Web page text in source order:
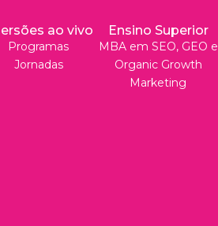
ao vivo
Programas
Jornadas
Ensino Superior
MBA em SEO, GEO e
Organic Growth
Marketing